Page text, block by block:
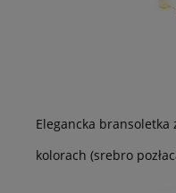
Elegancka
kolorach (srebro